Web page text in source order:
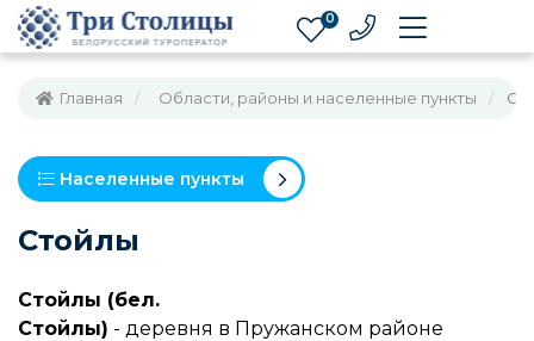
0
Главная Области, районы и населенные пункты
Населенные пункты
Стойлы
Стойлы (бел.
Стойлы) - деревня в Пружанском районе